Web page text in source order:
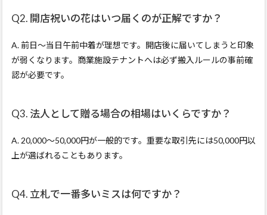
Q2. 開店祝いの花はいつ届くのが正解ですか？
A. 前日〜当日午前中着が理想です。開店後に届いてしまうと印象
が弱くなります。商業施設テナントへは必ず搬入ルールの事前確
認が必要です。
Q3. 法人として贈る場合の相場はいくらですか？
A. 20,000〜50,000円が一般的です。重要な取引先には50,000円以
上が選ばれることもあります。
Q4. 立札で一番多いミスは何ですか？